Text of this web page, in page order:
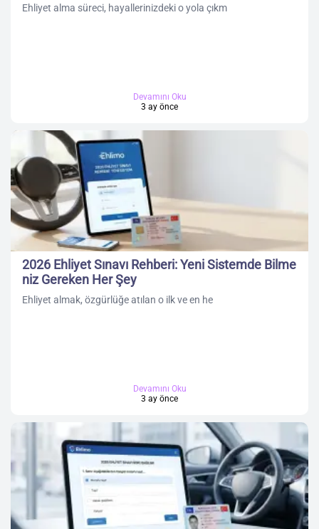
Ehliyet alma süreci, hayallerinizdeki o yola çıkm
Devamını Oku
3 ay önce
2026 Ehliyet Sınavı Rehberi: Yeni Sistemde Bilme
niz Gereken Her Şey
Ehliyet almak, özgürlüğe atılan o ilk ve en he
Devamını Oku
3 ay önce